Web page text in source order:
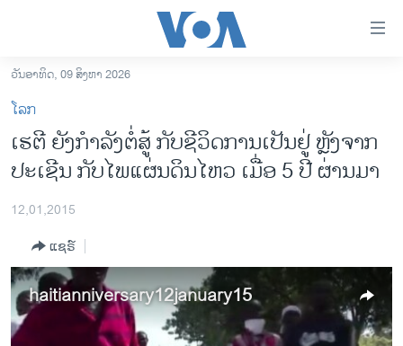
ເຂົ້າ
ຫາ
ຂ້າມ
ຂ້າມ
ຫາ
ລາວ
ອາເມຣິກາ
ຂ່າວ​ຈີນ
ໂລກ
ເອເຊຍ
ອິດສະຫຼະພາບດ້ານການຂ່າວ
ວັນອາທິດ, 09 ສິງຫາ 2026
ໂລກ
ເຮຕີ ຍັງກຳລັງຕໍ່ສູ້ ກັບຊີວິດການເປັນຢູ່ ຫຼັງຈາກ
ປະເຊີນ ກັບໄພແຜ່ນດິນໄຫວ ເມື່ອ 5 ປີ ຜ່ານມາ
12,01,2015
ແຊຣ໌
haitianniversary12january15